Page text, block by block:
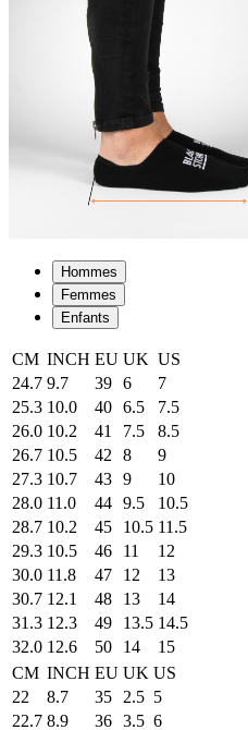
Hommes
Femmes
Enfants
CM INCH EU UK US
24.7 9.7 39 6
7
25.3 10.0 40 6.5
7.5
26.0 10.2 41 7.5
8.5
26.7 10.5 42 8
9
27.3 10.7 43 9
10
28.0 11.0 44 9.5
10.5
28.7 10.2 45 10.5 11.5
29.3 10.5 46 11
12
30.0 11.8 47 12
13
30.7 12.1 48 13
14
31.3 12.3 49 13.5 14.5
32.0 12.6 50 14
15
CM INCH EU UK US
22
8.7 35 2.5 5
22.7 8.9 36 3.5 6